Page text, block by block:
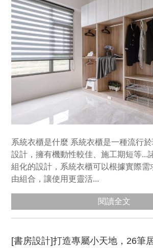
系統衣櫃是什麼 系統衣櫃是一種流行
設計，擁有機動性較佳、施工期短等...
組化的設計，系統衣櫃可以根據實際需
由組合，讓使用更靈活...
閱讀全文
[書房設計]打造專屬小天地，26筆